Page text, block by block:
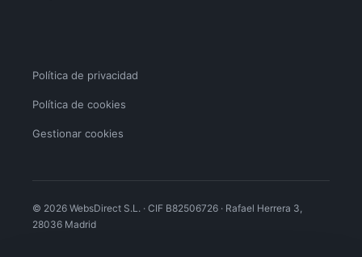
Política de privacidad
Política de cookies
Gestionar cookies
© 2026 WebsDirect S.L. · CIF B82506726 · Rafael Herrera 3,
28036 Madrid